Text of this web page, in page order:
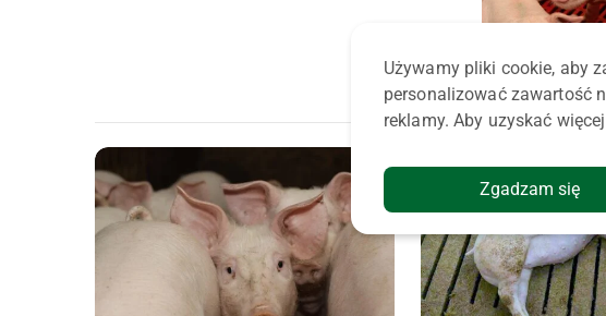
ASF szaleje w
choroby coraz
Używamy pliki cookie, aby
personalizować zawartość
reklamy. Aby uzyskać
Zgadzam się